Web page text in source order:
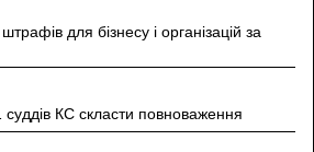
для бізнесу і організацій за
КС скласти повноваження